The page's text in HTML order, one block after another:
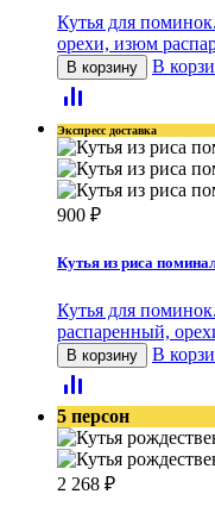
Кутья для
орехи, изюм
В корзину В
Экспресс доставка
900 ₽
Кутья из риса
Кутья для
распаренный,
В корзину В
5 персон
2 268 ₽